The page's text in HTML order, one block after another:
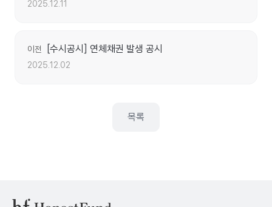
2025.12.11
이전 [수시공시] 연체채권 발생 공시
2025.12.02
목록